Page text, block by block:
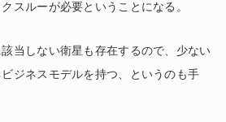
スルーが必要ということになる。
当しない衛星も存在するので、少ない
ジネスモデルを持つ、というのも手